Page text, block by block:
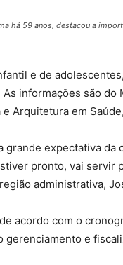
há 59 anos, destacou a
e de
informações são do
Arquitetura em
grande expectativa da
pronto, vai servir
administrativa,
acordo com o
gerenciamento e